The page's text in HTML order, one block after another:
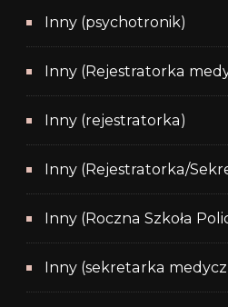
Inny (psychotronik)
Inny (Rejestratorka
Inny (rejestratorka)
Inny (Rejestratorka/
Inny (Roczna Szkoła
Inny (sekretarka